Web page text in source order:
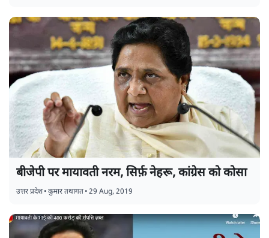
बीजेपी पर मायावती नरम, सिर्फ़ नेहरू, कांग्रेस को कोसा
उत्तर प्रदेश•कुमार तथागत•29 Aug, 2019